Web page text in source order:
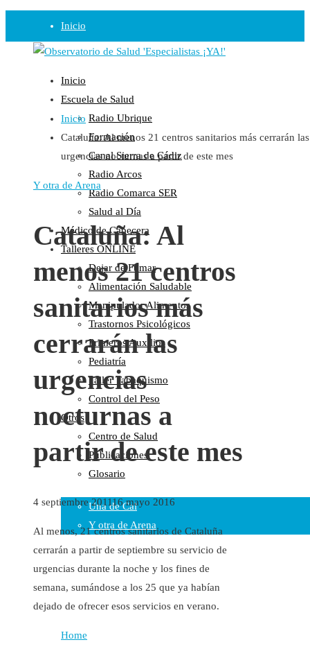
Inicio
Observatorio
Opinión
Radio
Guadalinfo Salud
Radio Guadalete
COPE Pontevedra
Salud en Radio Ubrique
Salud en Verano
Plataforma
Manifiestos
Comunicados
En nuestra Web
Colaboraciones
Cartas al Director
Medios de Comunicación
Otros
Vídeos
Audio
Cara Oscura Sanidad
Humor
Cal y Arena
Una de Cal
Y otra de Arena
Noticias Sanitarias
Enlaces
Newsletter
Inicio
Escuela de Salud
Radio Ubrique
Formación
Canal Sierra de Cádiz
Radio Arcos
Radio Comarca SER
Salud al Día
Médico de Cabecera
Talleres ONLINE
Dejar de Fumar
Alimentación Saludable
Manipulador Alimentos
Trastornos Psicológicos
Primeros Auxilios
Pediatría
Taller Tabaquismo
Control del Peso
Otros
Centro de Salud
Publicaciones
Glosario
Inicio
Cataluña: Al menos 21 centros sanitarios más cerrarán las
urgencias nocturnas a partir de este mes
Y otra de Arena
Cataluña: Al
menos 21 centros
sanitarios más
cerrarán las
urgencias
nocturnas a
partir de este mes
4 septiembre 201116 mayo 2016
Al menos, 21 centros sanitarios de Cataluña
cerrarán a partir de septiembre su servicio de
urgencias durante la noche y los fines de
semana, sumándose a los 25 que ya habían
dejado de ofrecer esos servicios en verano.
Home